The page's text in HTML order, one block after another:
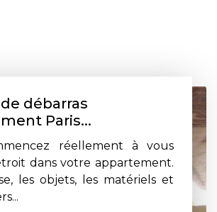
débarras
Paris...
réellement à vous
dans votre appartement.
les objets, les matériels et